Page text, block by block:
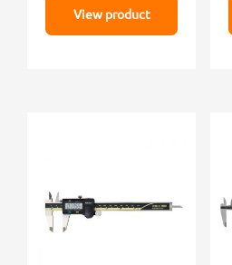
View product